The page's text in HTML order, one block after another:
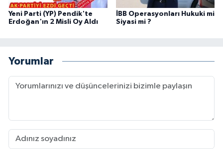
Yeni Parti (YP) Pendik'te
Erdoğan'ın 2 Misli Oy Aldı
İBB Operasyonları Hukuki mi
Siyasi mi ?
Yorumlar